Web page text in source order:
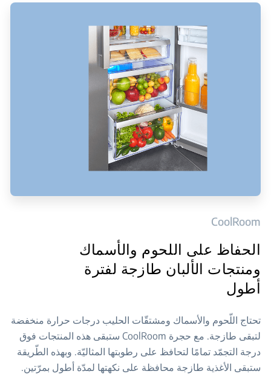
CoolRoom
الحفاظ على اللحوم والأسماك
ومنتجات الألبان طازجة لفترة
أطول
تحتاج اللّحوم والأسماك ومشتقّات الحليب درجات حرارة منخفضة
لتبقى طازجة. مع حجرة CoolRoom ستبقى هذه المنتجات فوق
درجة التجمّد تمامًا لتحافظ على رطوبتها المثاليّة. وبهذه الطّريقة
ستبقى الأغذية طازجة محافظة على نكهتها لمدّة أطول بمرّتين.